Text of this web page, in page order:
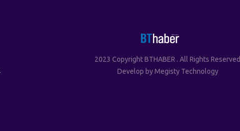
2023 Copyright BTHABER . All Rights Reserved
Develop byMegisty Technology